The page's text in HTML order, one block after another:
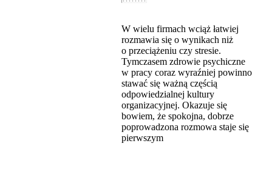
W wielu firmach wciąż łatwiej
rozmawia się o wynikach niż
o przeciążeniu czy stresie.
Tymczasem zdrowie psychiczne
w pracy coraz wyraźniej powinno
stawać się ważną częścią
odpowiedzialnej kultury
organizacyjnej. Okazuje się
bowiem, że spokojna, dobrze
poprowadzona rozmowa staje się
pierwszym